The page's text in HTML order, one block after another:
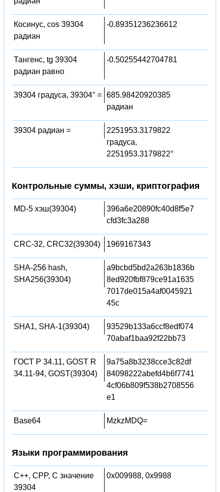
Косинус, cos 39304
радиан
-0.89351236236612
Тангенс, tg 39304
радиан равно
-0.50255442704781
39304 градуса, 39304° = 685.98420920385
радиан
39304 радиан =
2251953.3179822
градуса,
2251953.3179822°
Контрольные суммы, хэши, криптография
MD-5 хэш(39304)
396a6e20890fc40d8f5e7
cfd3fc3a288
CRC-32, CRC32(39304) 1969167343
SHA-256 hash,
SHA256(39304)
a9bcbd5bd2a263b1836b
8ed920fbf879ce91a1635
7017de015a4af0045921
45c
SHA1, SHA-1(39304)
93529b133a6ccf8edf074
70abaf1baa92f22bb73
ГОСТ Р 34.11, GOST R
34.11-94, GOST(39304)
9a75a8b3238cce3c82df
84098222abefd4b6f7741
4cf06b809f538b2708556
e1
Base64 MzkzMDQ=
Языки программирования
C++, CPP, C значение
39304
0x009988, 0x9988